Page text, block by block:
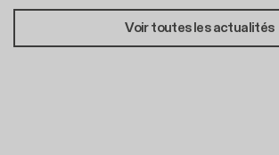
Voir toutes les actualités